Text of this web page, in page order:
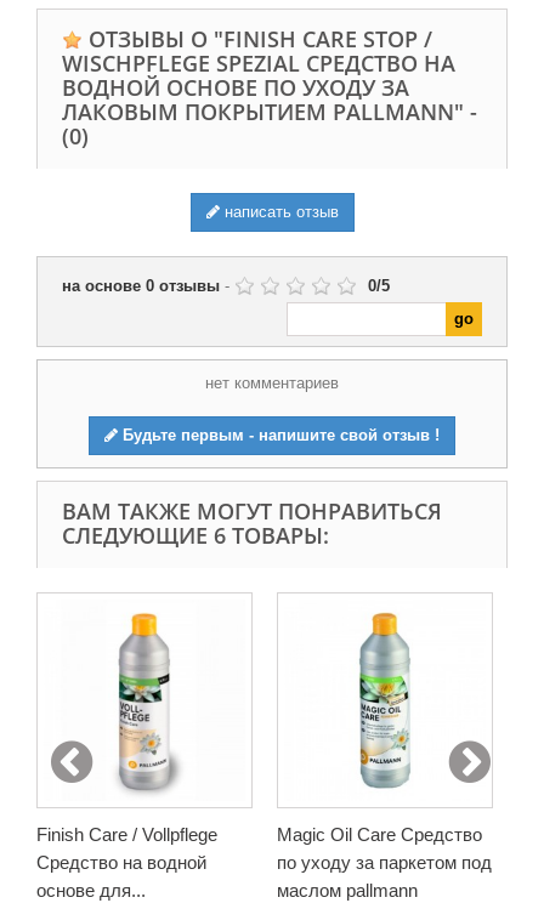
ОТЗЫВЫ О "FINISH CARE STOP /
WISCHPFLEGE SPEZIAL СРЕДСТВО НА
ВОДНОЙ ОСНОВЕ ПО УХОДУ ЗА
ЛАКОВЫМ ПОКРЫТИЕМ PALLMANN" -
(0)
написать отзыв
на основе 0 отзывы - 0/5
нет комментариев
Будьте первым - напишите свой отзыв !
ВАМ ТАКЖЕ МОГУТ ПОНРАВИТЬСЯ
СЛЕДУЮЩИЕ 6 ТОВАРЫ:
Finish Care / Vollpflege
Средство на водной
основе для...
Magic Oil Care Средство
по уходу за паркетом под
маслом pallmann